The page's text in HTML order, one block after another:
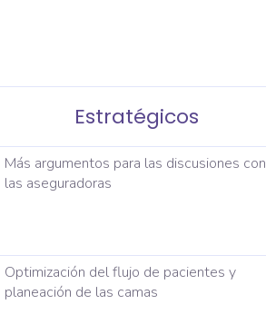
Estratégicos
Más argumentos para las discusiones con
las aseguradoras
Optimización del flujo de pacientes y
planeación de las camas